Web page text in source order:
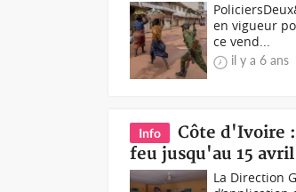
en vigueur
ce vend...
il y a 6 ans
Info
Côte d'Ivoire
feu jusqu'au 15
La Direction